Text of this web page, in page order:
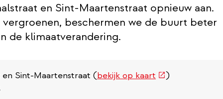
en Sint-Maartenstraat opnieuw aan.
beschermen we de buurt beter
de klimaatverandering.
en Sint-Maartenstraat (bekijk op kaart (externe
)